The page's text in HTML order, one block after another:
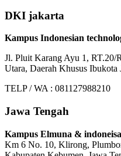
DKI jakarta
Kampus Indonesian
Jl. Pluit Karang Ayu 1, RT.20/
Utara, Daerah Khusus Ibukota
TELP / WA : 081127988210
Jawa Tengah
Kampus Elmuna &
Km 6 No. 10, Klirong,